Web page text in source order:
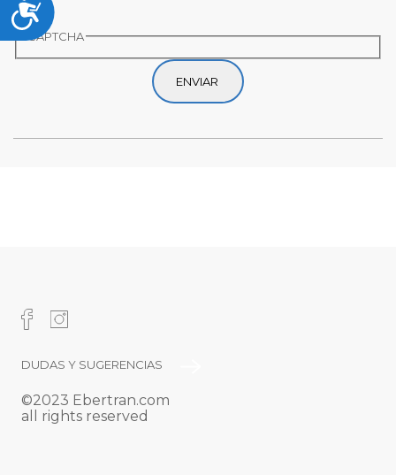
CAPTCHA
PIE
DE
DUDAS Y SUGERENCIAS
©2023 Ebertran.com
all rights reserved